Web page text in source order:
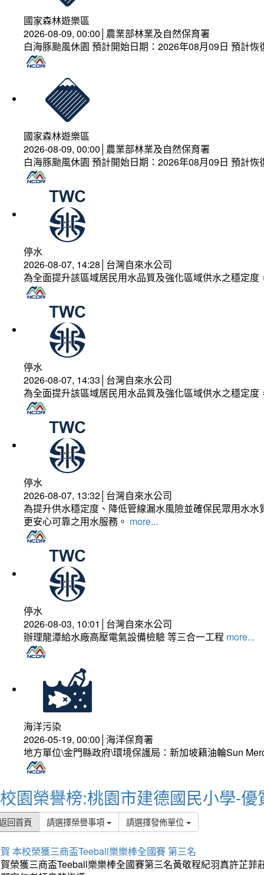
國家森林遊樂區
2026-08-09, 00:00│農業部林業及自然保育署
白海豚颱風休園 預計開始日期：2026年08月09日 預計
國家森林遊樂區
2026-08-09, 00:00│農業部林業及自然保育署
白海豚颱風休園 預計開始日期：2026年08月09日 預計
停水
2026-08-07, 14:28│台灣自來水公司
為全面提升該區域居民用水品質及強化區域供水之穩定
停水
2026-08-07, 14:33│台灣自來水公司
為全面提升該區域居民用水品質及強化區域供水之穩定
停水
2026-08-07, 13:32│台灣自來水公司
為提升供水穩定度、降低管線漏水風險並確保民眾用水
更安心可靠之用水服務。 more...
停水
2026-08-03, 10:01│台灣自來水公司
辦理龍潭給水廠高壓電氣設備檢驗 等三合一工程 more...
海洋污染
2026-05-19, 00:00│海洋保育署
地方單位\金門縣政府\環境保護局：新加坡籍油輪Sun
校園榮譽榜:桃園市建德國民小學-優
回首頁 請選擇榮譽事項 請選擇發佈單位
本校榮獲三商盃Teeball樂樂棒全國賽 第三名
榮獲三商盃Teeball樂樂棒全國賽第三名黃敬程紀羽真許芷